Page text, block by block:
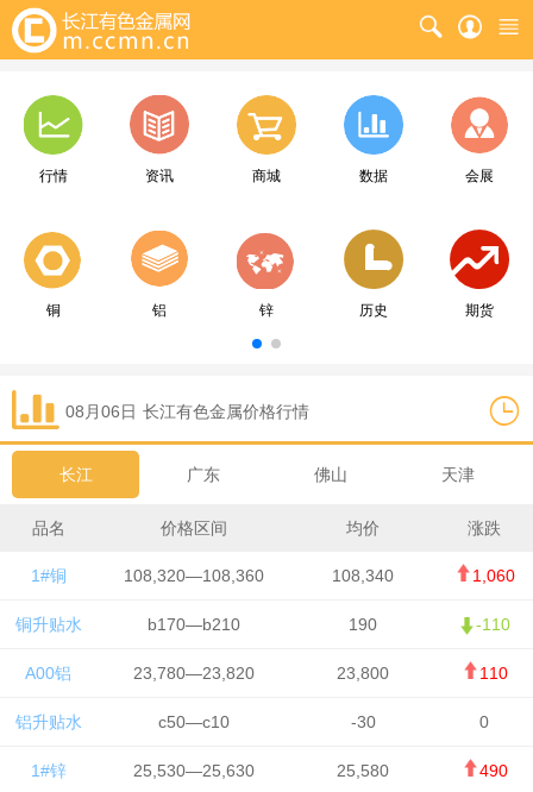
行情 资讯 商城 数据 会展
铜 铝 锌 历史 期货
08月06日 长江有色金属价格行情
长江 广东 佛山 天津
品名 价格区间 均价 涨跌
1#铜 108,320—108,360 108,340 1,060
铜升贴水 b170—b210 190 -110
A00铝 23,780—23,820 23,800 110
铝升贴水 c50—c10 -30 0
1#锌 25,530—25,630 25,580 490